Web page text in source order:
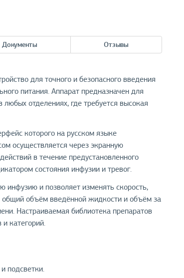
Документы Отзывы
для точного и безопасного введения
питания. Аппарат предназначен для
отделениях, где требуется высокая
которого на русском языке
осуществляется через экранную
в течение предустановленного
состояния инфузии и тревог.
и позволяет изменять скорость,
общий объём введённой жидкости и объём за
Настраиваемая библиотека препаратов
категорий.
подсветки.